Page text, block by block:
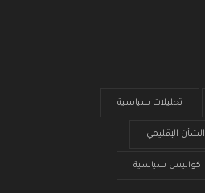
تحليلات سياسية
الشأن الإقليمي
كواليس سياسية